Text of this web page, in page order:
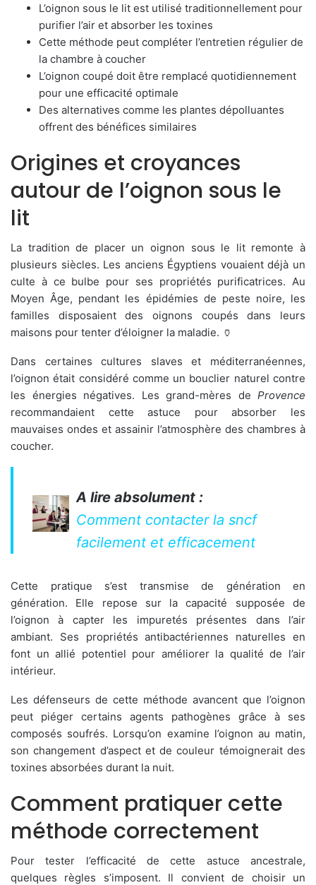
L’oignon sous le lit est utilisé traditionnellement pour
purifier l’air et absorber les toxines
Cette méthode peut compléter l’entretien régulier de
la chambre à coucher
L’oignon coupé doit être remplacé quotidiennement
pour une efficacité optimale
Des alternatives comme les plantes dépolluantes
offrent des bénéfices similaires
Origines et croyances
autour de l’oignon sous le
lit
La tradition de placer un oignon sous le lit remonte à
plusieurs siècles. Les anciens Égyptiens vouaient déjà un
culte à ce bulbe pour ses propriétés purificatrices. Au
Moyen Âge, pendant les épidémies de peste noire, les
familles disposaient des oignons coupés dans leurs
maisons pour tenter d’éloigner la maladie. 🏺
Dans certaines cultures slaves et méditerranéennes,
l’oignon était considéré comme un bouclier naturel contre
les énergies négatives. Les grand-mères de Provence
recommandaient cette astuce pour absorber les
mauvaises ondes et assainir l’atmosphère des chambres à
coucher.
A lire absolument :
Comment contacter la sncf
facilement et efficacement
Cette pratique s’est transmise de génération en
génération. Elle repose sur la capacité supposée de
l’oignon à capter les impuretés présentes dans l’air
ambiant. Ses propriétés antibactériennes naturelles en
font un allié potentiel pour améliorer la qualité de l’air
intérieur.
Les défenseurs de cette méthode avancent que l’oignon
peut piéger certains agents pathogènes grâce à ses
composés soufrés. Lorsqu’on examine l’oignon au matin,
son changement d’aspect et de couleur témoignerait des
toxines absorbées durant la nuit.
Comment pratiquer cette
méthode correctement
Pour tester l’efficacité de cette astuce ancestrale,
quelques règles s’imposent. Il convient de choisir un